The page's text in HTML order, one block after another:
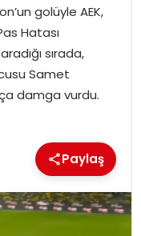
golüyle AEK,
Hatası
sırada,
Samet
damga vurdu.
Paylaş